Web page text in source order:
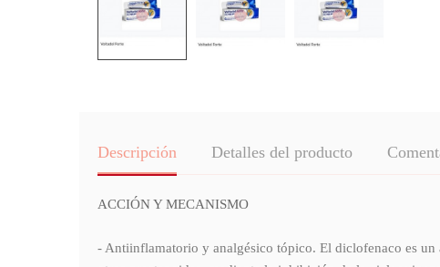
Descripción Detalles del producto
ACCIÓN Y MECANISMO
- Antiinflamatorio y analgésico tópico. El diclofenaco es